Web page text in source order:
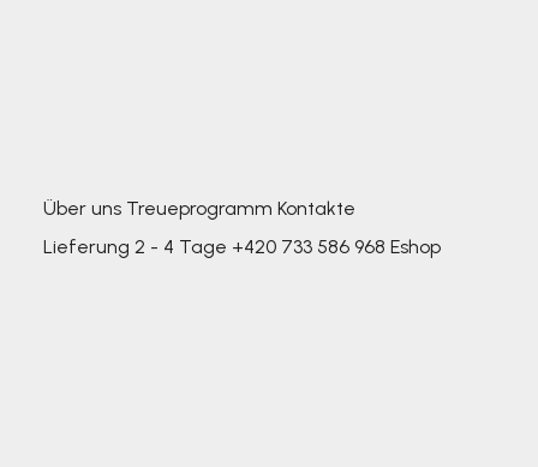
Über uns Treueprogramm Kontakte
Lieferung 2 - 4 Tage +420 733 586 968 Eshop